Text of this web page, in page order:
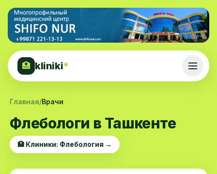
🏥 kliniki*
Главная/Врачи
Флебологи в Ташкенте
🏥 Клиники: Флебология →